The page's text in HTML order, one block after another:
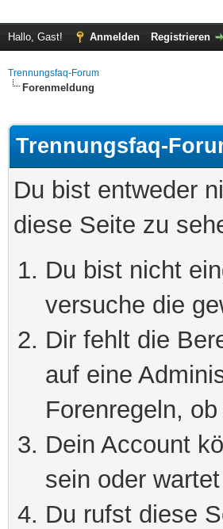
Hallo, Gast! Anmelden Registrieren
Trennungsfaq-Forum
Forenmeldung
Trennungsfaq-
Du bist entweder
diese Seite zu
Du bist nicht
versuche die
Dir fehlt die
auf eine
Forenregeln,
Dein Account
sein oder
Du rufst diese